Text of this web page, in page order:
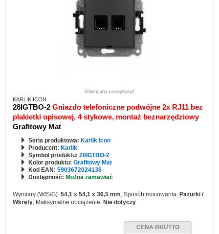
Kliknij aby powiększyć
KARLIK ICON
28IGTBO-2 Gniazdo telefoniczne podwójne 2x RJ11 bez
plakietki opisowej, 4 stykowe, montaż beznarzędziowy
Grafitowy Mat
Seria produktowa: Karlik Icon
Producent: Karlik
Symbol produktu: 28IGTBO-2
Kolor produktu: Grafitowy Mat
Kod EAN: 5903672024136
Dostępność: Można zamawiać
Wymiary (W/S/G): 54,1 x 54,1 x 36,5 mm, Sposób mocowania: Pazurki /
Wkręty, Maksymalne obciążenie: Nie dotyczy
CENA BRUTTO